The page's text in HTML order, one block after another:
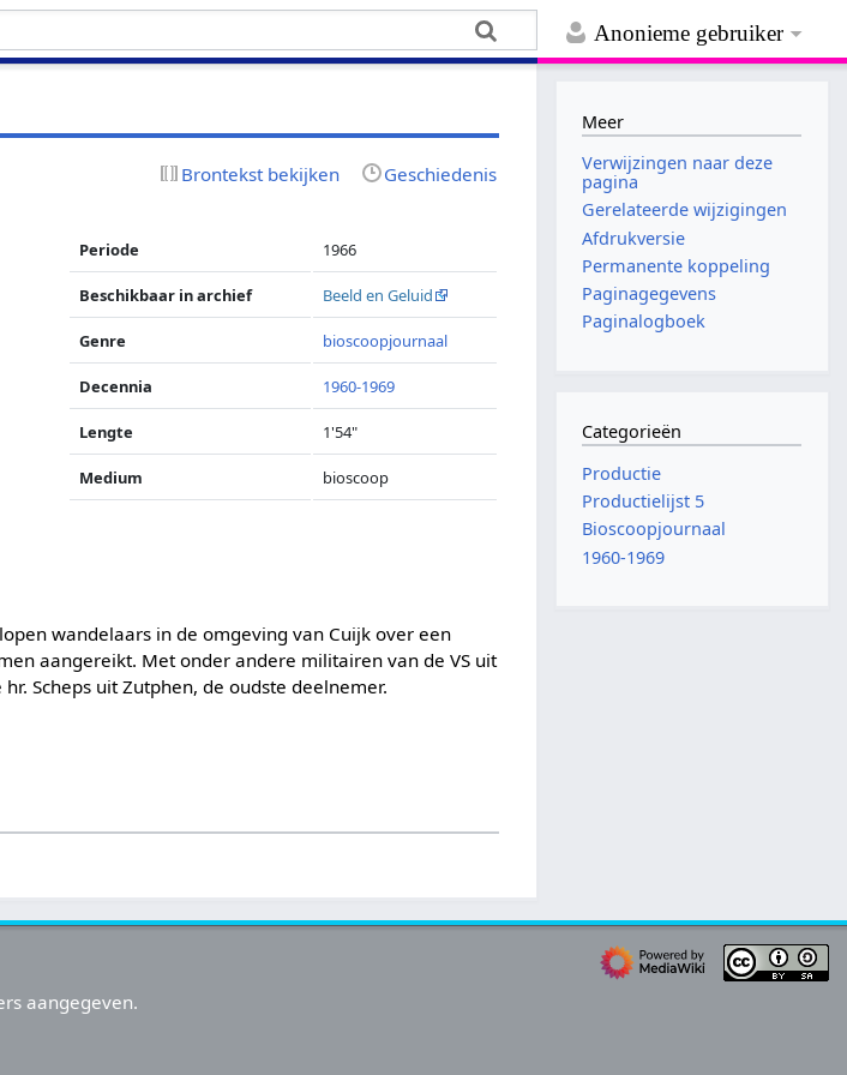
Anonieme gebruiker
Brontekst bekijken Geschiedenis
Periode 1966
Beschikbaar in archief Beeld en Geluid
Genre bioscoopjournaal
Decennia 1960-1969
Lengte 1'54"
Medium bioscoop
wandelaars in de omgeving van Cuijk over een
aangereikt. Met onder andere militairen van de VS uit
Scheps uit Zutphen, de oudste deelnemer.
Meer
Verwijzingen naar deze
pagina
Gerelateerde wijzigingen
Afdrukversie
Permanente koppeling
Paginagegevens
Paginalogboek
Categorieën
Productie
Productielijst 5
Bioscoopjournaal
1960-1969
aangegeven.